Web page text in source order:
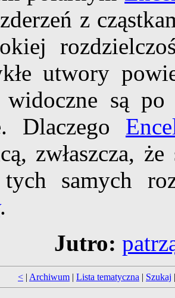
z
utwory
widoczne są
Dlaczego
zwłaszcza,
samych
.
Jutro:
< | Archiwum | Lista tematyczna | Szukaj